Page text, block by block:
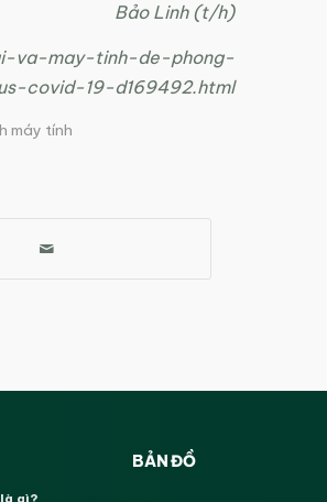
Bảo Linh (t/h)
va-may-tinh-de-phong-
covid-19-d169492.html
máy tính
BẢN ĐỒ